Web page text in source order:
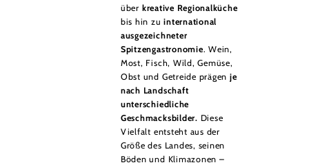
über kreative Regionalküche
bis hin zuinternational
ausgezeichneter
Spitzengastronomie. Wein,
Most, Fisch, Wild, Gemüse,
Obst und Getreide prägen je
nach Landschaft
unterschiedliche
Geschmacksbilder. Diese
Vielfalt entsteht aus der
Größe des Landes, seinen
Böden und Klimazonen –